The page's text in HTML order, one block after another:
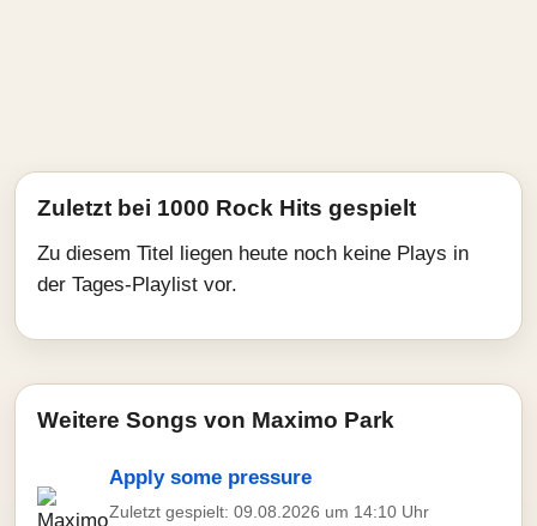
Zuletzt bei 1000 Rock Hits gespielt
Zu diesem Titel liegen heute noch keine Plays in
der Tages-Playlist vor.
Weitere Songs von Maximo Park
Apply some pressure
Zuletzt gespielt: 09.08.2026 um 14:10 Uhr